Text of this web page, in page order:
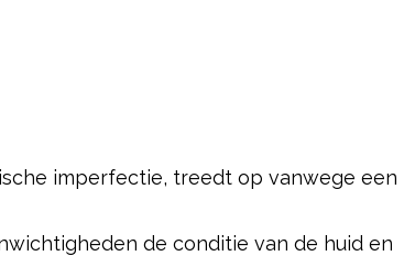
imperfectie, treedt op vanwege een
de conditie van de huid en